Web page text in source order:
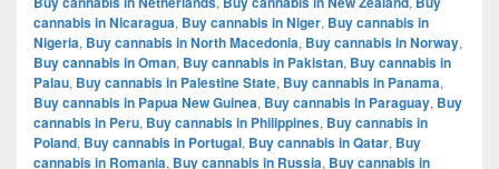
cannabis in Nicaragua, Buy cannabis in Niger, Buy cannabis in
Nigeria, Buy cannabis in North Macedonia, Buy cannabis in Norway,
Buy cannabis in Oman, Buy cannabis in Pakistan, Buy cannabis in
Palau, Buy cannabis in Palestine State, Buy cannabis in Panama,
Buy cannabis in Papua New Guinea, Buy cannabis in Paraguay, Buy
cannabis in Peru, Buy cannabis in Philippines, Buy cannabis in
Poland, Buy cannabis in Portugal, Buy cannabis in Qatar, Buy
cannabis in Romania, Buy cannabis in Russia, Buy cannabis in